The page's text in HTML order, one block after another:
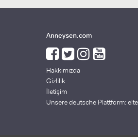
Anneysen.com
Hakkımızda
Gizlilik
İletişim
Unsere deutsche Plattform: